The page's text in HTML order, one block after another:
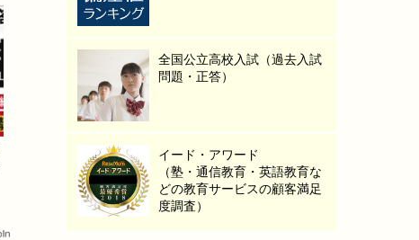
全国公立高校入試（過去入試
問題・正答）
イード・アワード
（塾・通信教育・英語教育な
どの教育サービスの顧客満足
度調査）